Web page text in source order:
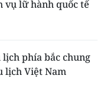
vụ lữ hành quốc tế
lịch phía bắc chung
lịch Việt Nam